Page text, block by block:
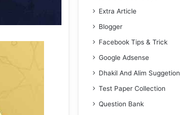
Extra Article
Blogger
Facebook Tips & Trick
Google Adsense
Dhakil And Alim Suggetion
Test Paper Collection
Question Bank